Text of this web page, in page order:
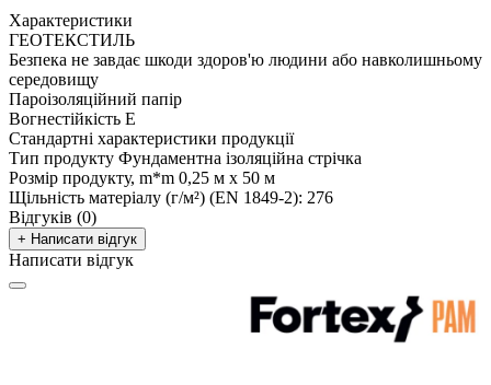
Характеристики
ГЕОТЕКСТИЛЬ
Безпека не завдає шкоди здоров'ю людини або навколишньому
середовищу
Пароізоляційний папір
Вогнестійкість E
Стандартні характеристики продукції
Тип продукту Фундаментна ізоляційна стрічка
Розмір продукту, m*m 0,25 м х 50 м
Щільність матеріалу (г/м²) (EN 1849-2): 276
Відгуків (0)
+ Написати відгук
Написати відгук